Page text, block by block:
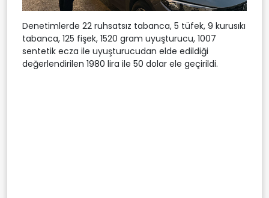
Denetimlerde 22 ruhsatsız tabanca, 5 tüfek, 9 kurusıkı
tabanca, 125 fişek, 1520 gram uyuşturucu, 1007
sentetik ecza ile uyuşturucudan elde edildiği
değerlendirilen 1980 lira ile 50 dolar ele geçirildi.